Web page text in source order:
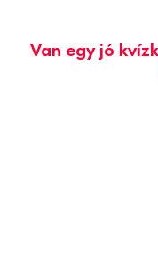
Van egy jó